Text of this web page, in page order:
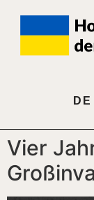
DE
Vier